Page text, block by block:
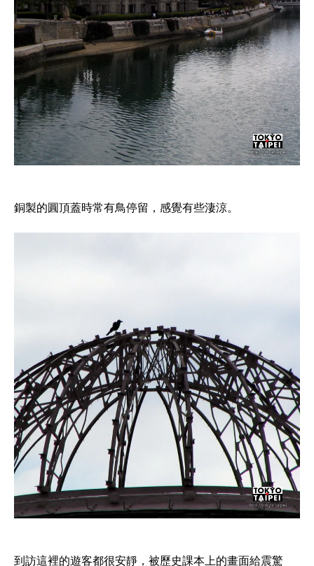
銅製的圓頂蓋時常有鳥停留，感覺有些淒涼。
到訪這裡的遊客都很安靜，被歷史課本上的畫面給震驚